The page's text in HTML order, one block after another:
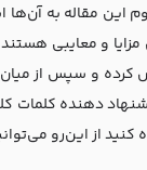
مقاله به آن‌ها
و معایبی
و سپس از میان
دهنده کلمات
از این‌رو